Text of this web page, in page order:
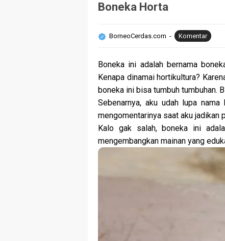
Boneka Horta
BorneoCerdas.com Komentar
Boneka ini adalah bernama
Kenapa dinamai hortikultura?
boneka ini bisa tumbuh tumbuhan.
Sebenarnya, aku udah lupa
mengomentarinya saat aku jadikan
Kalo gak salah, boneka ini
mengembangkan mainan yang